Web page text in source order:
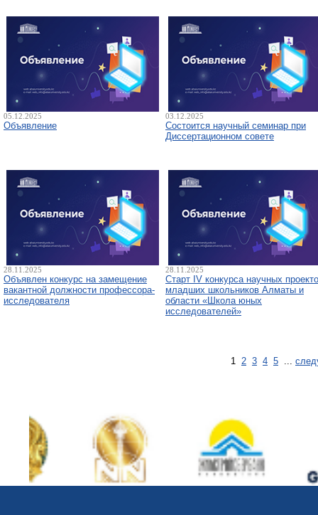
05.12.2025
Объявление
03.12.2025
Состоится научный семинар при
Диссертационном совете
28.11.2025
Объявлен конкурс на замещение
вакантной должности профессора-
исследователя
28.11.2025
Старт IV конкурса научных
младших школьников Алматы и
области «Школа юных
исследователей»
1 2 3 4 5 ...